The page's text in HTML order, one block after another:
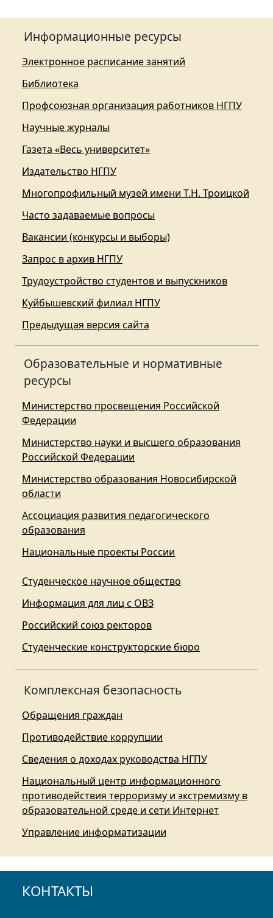
Информационные ресурсы
Электронное расписание занятий
Библиотека
Профсоюзная организация работников НГПУ
Научные журналы
Газета «Весь университет»
Издательство НГПУ
Многопрофильный музей имени Т.Н. Троицкой
Часто задаваемые вопросы
Вакансии (конкурсы и выборы)
Запрос в архив НГПУ
Трудоустройство студентов и выпускников
Куйбышевский филиал НГПУ
Предыдущая версия сайта
Образовательные и нормативные
ресурсы
Министерство просвещения Российской
Федерации
Министерство науки и высшего образования
Российской Федерации
Министерство образования Новосибирской
области
Ассоциация развития педагогического
образования
Национальные проекты России
Студенческое научное общество
Информация для лиц с ОВЗ
Российский союз ректоров
Студенческие конструкторские бюро
Комплексная безопасность
Обращения граждан
Противодействие коррупции
Сведения о доходах руководства НГПУ
Национальный центр информационного
противодействия терроризму и экстремизму в
образовательной среде и сети Интернет
Управление информатизации
КОНТАКТЫ